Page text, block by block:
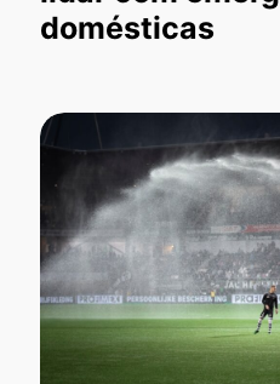
domésticas